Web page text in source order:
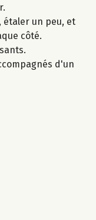
étaler un peu, et
côté.
d'un